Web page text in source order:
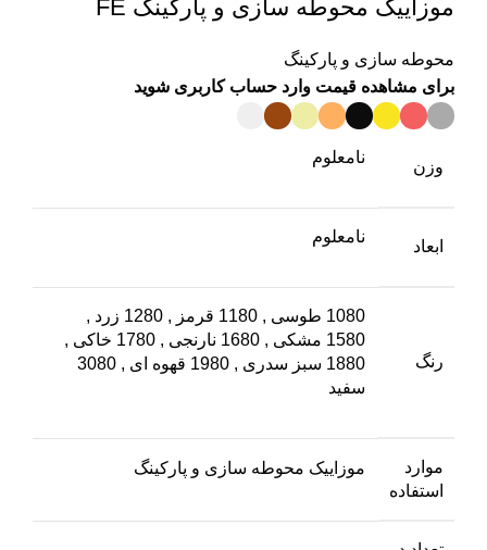
موزاییک محوطه سازی و پارکینگ FE
محوطه سازی و پارکینگ
برای مشاهده قیمت وارد حساب کاربری شوید
وزن
نامعلوم
ابعاد
نامعلوم
رنگ
1080 طوسی , 1180 قرمز , 1280 زرد
,
1580 مشکی
, 1680 نارنجی , 1780 خاکی
,
1880 سبز سدری
, 1980 قهوه ای ,
3080
سفید
موارد
استفاده
موزاییک محوطه سازی و پارکینگ